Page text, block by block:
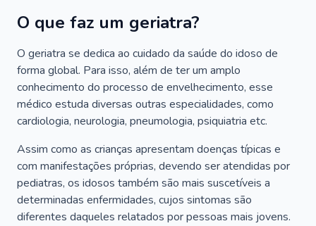
O que faz um geriatra?
O geriatra se dedica ao cuidado da saúde do idoso de
forma global. Para isso, além de ter um amplo
conhecimento do processo de envelhecimento, esse
médico estuda diversas outras especialidades, como
cardiologia, neurologia, pneumologia, psiquiatria etc.
Assim como as crianças apresentam doenças típicas e
com manifestações próprias, devendo ser atendidas por
pediatras, os idosos também são mais suscetíveis a
determinadas enfermidades, cujos sintomas são
diferentes daqueles relatados por pessoas mais jovens.